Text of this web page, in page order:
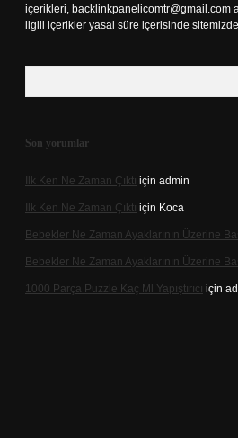
içerikleri, backlinkpanelicomtr@gmail.com
ilgili içerikler yasal süre içerisinde
Son yorumlar
Ilk Ken Ne Zaman Çıktı için admin
Ilk Ken Ne Zaman Çıktı için Koca
Bebekler Ne Zaman Ayaklarının Üzerine
Bebekler Ne Zaman Ayaklarının Üzerine
1000 Parça Puzzle Kaç Ml Yapıştırıcı için